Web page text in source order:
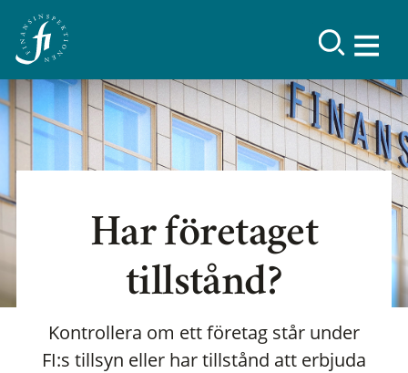
Har företaget
tillstånd?
Kontrollera om ett företag står under
FI:s tillsyn eller har tillstånd att erbjuda